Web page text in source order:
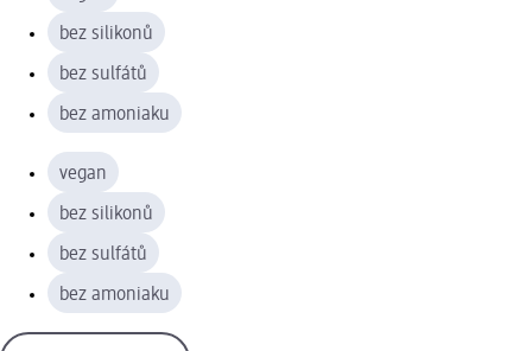
bez silikonů
bez sulfátů
bez amoniaku
vegan
bez silikonů
bez sulfátů
bez amoniaku